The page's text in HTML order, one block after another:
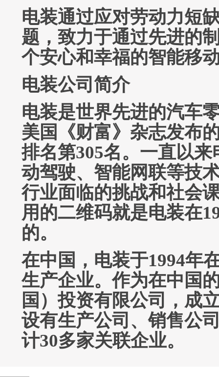
电装通过应对劳动力短
题，致力于通过先进的
个安心和幸福的智能移
电装公司简介
电装是世界先进的汽车
美国《财富》杂志发布
排名第305名。一直以
动驾驶、智能网联等技
行业面临的挑战和社会
用的二维码就是电装在
的。
在中国，电装于1994年
生产企业。作为在中国
国）投资有限公司，成
设有生产公司、销售公
计30多家关联企业。